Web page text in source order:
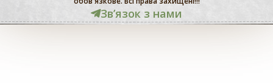
Звʼязок з нами